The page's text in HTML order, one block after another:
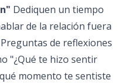
Dediquen un tiempo
de la relación fuera
de reflexiones
"¿Qué te hizo sentir
momento te sentiste